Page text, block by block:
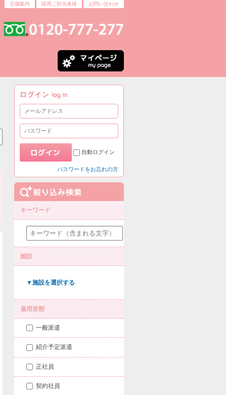
店舗案内 採用ご担当者様 お問い合わせ
自動ログイン
パスワードをお忘れの方
キーワード
施設
▼施設を選択する
雇用形態
一般派遣
紹介予定派遣
正社員
契約社員